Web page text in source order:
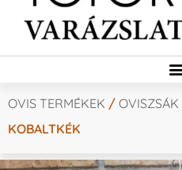
OVIS TERMÉKEK / OVISZSÁK
KOBALTKÉK